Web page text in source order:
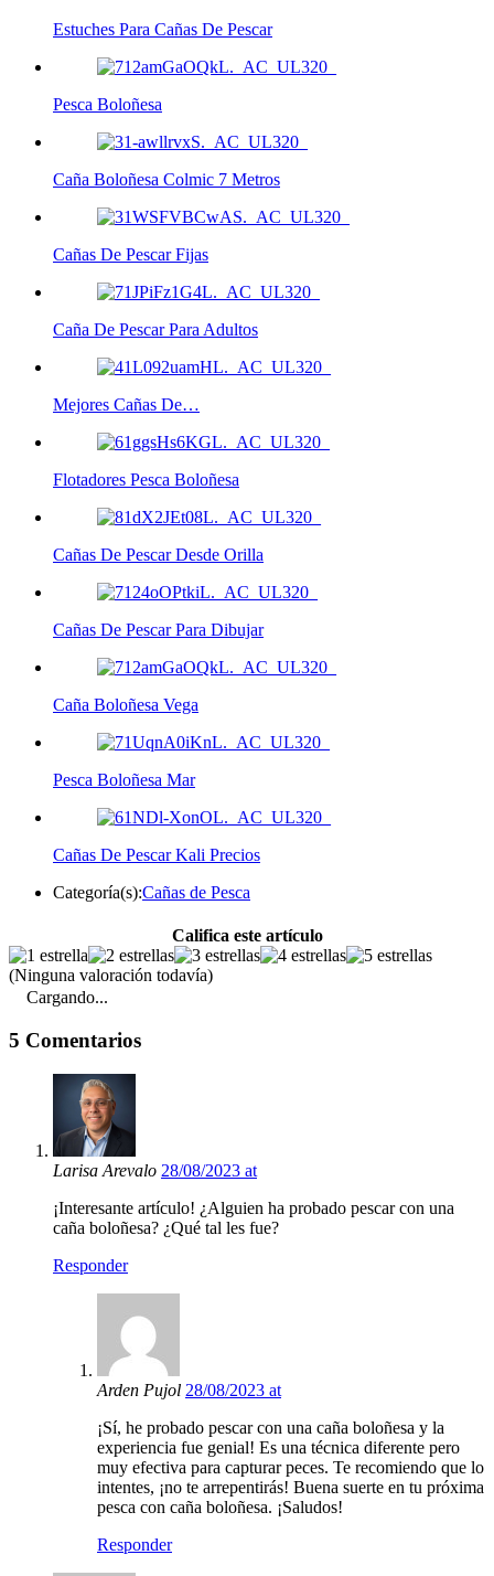
Estuches Para Cañas De Pescar
Pesca Boloñesa
Caña Boloñesa Colmic 7 Metros
Cañas De Pescar Fijas
Caña De Pescar Para Adultos
Mejores Cañas De…
Flotadores Pesca Boloñesa
Cañas De Pescar Desde Orilla
Cañas De Pescar Para Dibujar
Caña Boloñesa Vega
Pesca Boloñesa Mar
Cañas De Pescar Kali Precios
Categoría(s):Cañas de Pesca
Califica este artículo
(Ninguna valoración todavía)
Cargando...
5 Comentarios
Larisa Arevalo 28/08/2023 at
¡Interesante artículo! ¿Alguien ha probado pescar con una
caña boloñesa? ¿Qué tal les fue?
Responder
Arden Pujol 28/08/2023 at
¡Sí, he probado pescar con una caña boloñesa y la
experiencia fue genial! Es una técnica diferente pero
muy efectiva para capturar peces. Te recomiendo que lo
intentes, ¡no te arrepentirás! Buena suerte en tu próxima
pesca con caña boloñesa. ¡Saludos!
Responder